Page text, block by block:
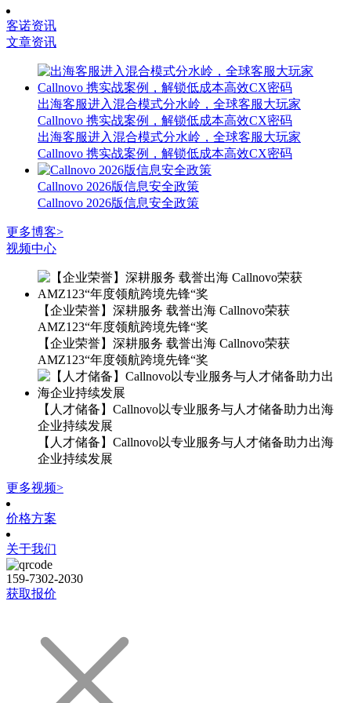
客诺资讯
文章资讯
出海客服进入混合模式分水岭，全球客服大玩家
Callnovo 携实战案例，解锁低成本高效CX密码
出海客服进入混合模式分水岭，全球客服大玩家
Callnovo 携实战案例，解锁低成本高效CX密码
Callnovo 2026版信息安全政策
Callnovo 2026版信息安全政策
更多博客>
视频中心
【企业荣誉】深耕服务 载誉出海 Callnovo荣获
AMZ123“年度领航跨境先锋“奖
【企业荣誉】深耕服务 载誉出海 Callnovo荣获
AMZ123“年度领航跨境先锋“奖
【人才储备】Callnovo以专业服务与人才储备助力出海
企业持续发展
【人才储备】Callnovo以专业服务与人才储备助力出海
企业持续发展
更多视频>
价格方案
关于我们
159-7302-2030
获取报价